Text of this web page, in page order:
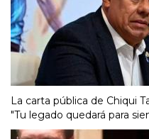
La carta pública de Chiqui
"Tu legado quedará para